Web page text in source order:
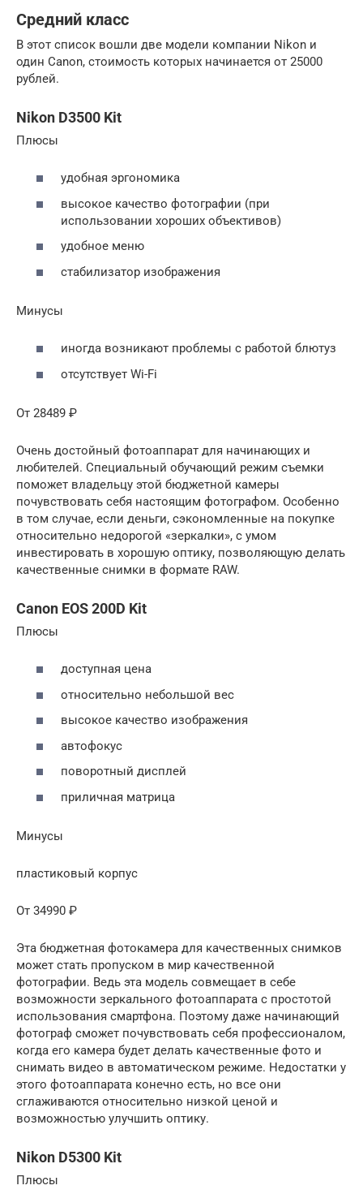
Средний класс
В этот список вошли две модели компании Nikon и
один Canon, стоимость которых начинается от 25000
рублей.
Nikon D3500 Kit
Плюсы
удобная эргономика
высокое качество фотографии (при
использовании хороших объективов)
удобное меню
стабилизатор изображения
Минусы
иногда возникают проблемы с работой блютуз
отсутствует Wi-Fi
От 28489 ₽
Очень достойный фотоаппарат для начинающих и
любителей. Специальный обучающий режим съемки
поможет владельцу этой бюджетной камеры
почувствовать себя настоящим фотографом. Особенно
в том случае, если деньги, сэкономленные на покупке
относительно недорогой «зеркалки», с умом
инвестировать в хорошую оптику, позволяющую делать
качественные снимки в формате RAW.
Canon EOS 200D Kit
Плюсы
доступная цена
относительно небольшой вес
высокое качество изображения
автофокус
поворотный дисплей
приличная матрица
Минусы
пластиковый корпус
От 34990 ₽
Эта бюджетная фотокамера для качественных снимков
может стать пропуском в мир качественной
фотографии. Ведь эта модель совмещает в себе
возможности зеркального фотоаппарата с простотой
использования смартфона. Поэтому даже начинающий
фотограф сможет почувствовать себя профессионалом,
когда его камера будет делать качественные фото и
снимать видео в автоматическом режиме. Недостатки у
этого фотоаппарата конечно есть, но все они
сглаживаются относительно низкой ценой и
возможностью улучшить оптику.
Nikon D5300 Kit
Плюсы